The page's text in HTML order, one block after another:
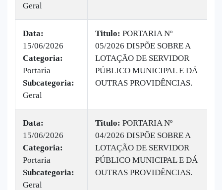
Geral
Data:
15/06/2026
Categoria:
Portaria
Subcategoria:
Geral
Titulo: PORTARIA Nº
05/2026 DISPÕE SOBRE A
LOTAÇÃO DE SERVIDOR
PÚBLICO MUNICIPAL E DÁ
OUTRAS PROVIDÊNCIAS.
Data:
15/06/2026
Categoria:
Portaria
Subcategoria:
Geral
Titulo: PORTARIA Nº
04/2026 DISPÕE SOBRE A
LOTAÇÃO DE SERVIDOR
PÚBLICO MUNICIPAL E DÁ
OUTRAS PROVIDÊNCIAS.